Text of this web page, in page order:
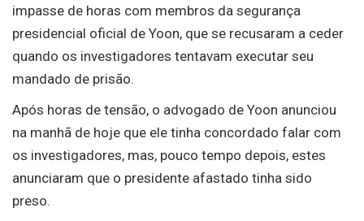
impasse de horas com membros da segurança
presidencial oficial de Yoon, que se recusaram a ceder
quando os investigadores tentavam executar seu
mandado de prisão.
Após horas de tensão, o advogado de Yoon anunciou
na manhã de hoje que ele tinha concordado falar com
os investigadores, mas, pouco tempo depois, estes
anunciaram que o presidente afastado tinha sido
preso.